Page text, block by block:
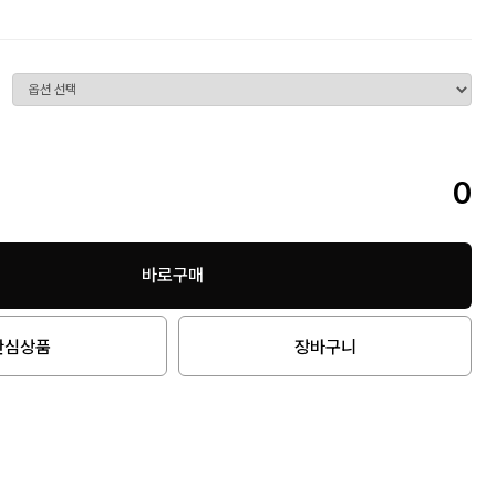
0
바로구매
심상품 장바구니